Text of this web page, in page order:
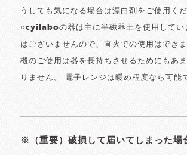
うしても気になる場合は漂白剤をご使用くだ
○cyilaboの器は主に半磁器土を使用してい
はございませんので、直火での使用はでき
機のご使用は器を長持ちさせるためにもあ
りません。 電子レンジは暖め程度なら可能
※（重要）破損して届いてしまった場